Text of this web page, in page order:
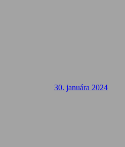
30. januára 2024